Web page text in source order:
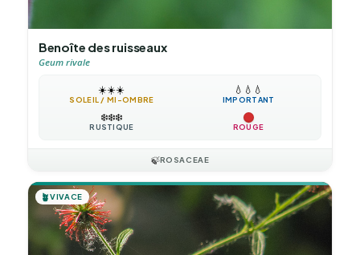
Benoîte des ruisseaux
Geum rivale
☀️☀️☀️
SOLEIL / MI-OMBRE
💧 💧 💧
IMPORTANT
❄️❄️❄️
RUSTIQUE ROUGE
🍃ROSACEAE
🪴VIVACE